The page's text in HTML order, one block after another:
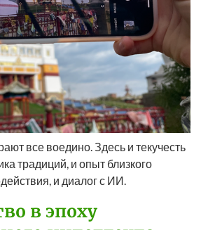
все воедино. Здесь и текучесть
традиций, и опыт близкого
и диалог с ИИ.
в эпоху